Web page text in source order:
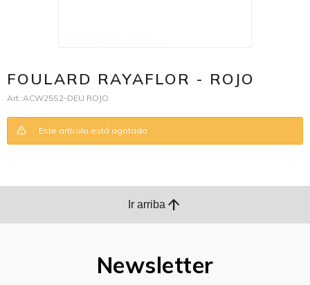
FOULARD RAYAFLOR - ROJO
ACW25S2-DEU ROJO
Este artículo está agotado.
Ir arriba arrow_upward
Newsletter